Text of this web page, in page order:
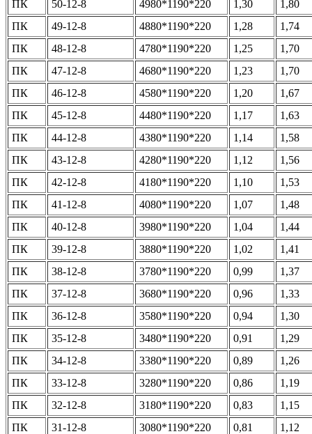
ПК 50-12-8 4980*1190*220 1,30
1,80
ПК
49-12-8 4880*1190*220 1,28
1,74
ПК
48-12-8 4780*1190*220 1,25
1,70
ПК
47-12-8 4680*1190*220 1,23
1,70
ПК
46-12-8 4580*1190*220 1,20
1,67
ПК
45-12-8 4480*1190*220 1,17
1,63
ПК
44-12-8 4380*1190*220 1,14
1,58
ПК
43-12-8 4280*1190*220 1,12
1,56
ПК
42-12-8 4180*1190*220 1,10
1,53
ПК
41-12-8 4080*1190*220 1,07
1,48
ПК
40-12-8 3980*1190*220 1,04
1,44
ПК
39-12-8 3880*1190*220 1,02
1,41
ПК
38-12-8 3780*1190*220 0,99
1,37
ПК
37-12-8 3680*1190*220 0,96
1,33
ПК
36-12-8 3580*1190*220 0,94
1,30
ПК
35-12-8 3480*1190*220 0,91
1,29
ПК
34-12-8 3380*1190*220 0,89
1,26
ПК
33-12-8 3280*1190*220 0,86
1,19
ПК
32-12-8 3180*1190*220 0,83
1,15
ПК
31-12-8 3080*1190*220 0,81
1,12